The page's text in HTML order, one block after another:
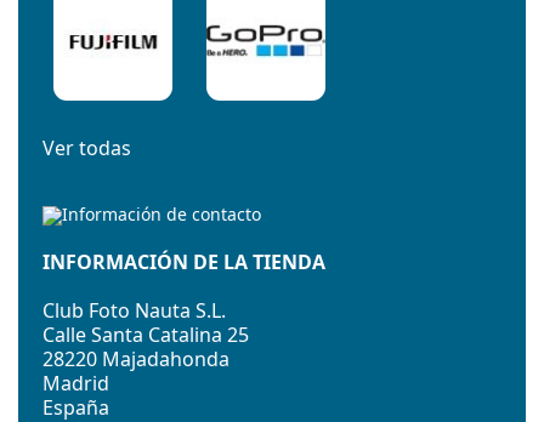
Ver todas
INFORMACIÓN DE LA TIENDA
Club Foto Nauta S.L.
Calle Santa Catalina 25
28220 Majadahonda
Madrid
España